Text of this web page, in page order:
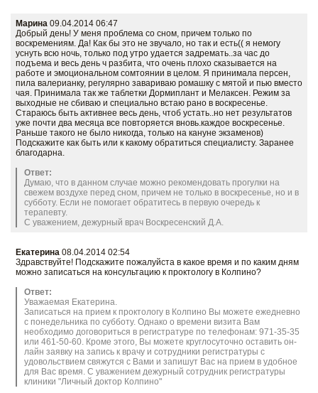
Марина 09.04.2014 06:47
Добрый день! У меня проблема со сном, причем только по
воскремениям. Да! Как бы это не звучало, но так и есть(( я немогу
уснуть всю ночь, только под утро удается задремать..за час до
подъема и весь день ч разбита, что очень плохо сказывается на
работе и эмоциональном сомтоянии в целом. Я принимала персен,
пила валерианку, регулярно завариваю ромашку с мятой и пью вместо
чая. Принимала так же таблетки Дормиплант и Мелаксен. Режим за
выходные не сбиваю и специально встаю рано в воскресенье.
Стараюсь быть активнее весь день, чтоб устать..но нет результатов
уже почти два месяца все повторяется вновь.каждое воскресенье.
Раньше такого не было никогда, только на кануне экзаменов)
Подскажите как быть или к какому обратиться специалисту. Заранее
благодарна.
Ответ:
Думаю, что в данном случае можно рекомендовать прогулки на
свежем воздухе перед сном, причем не только в воскресенье, но и в
субботу. Если не помогает обратитесь в первую очередь к
терапевту.
С уважением, дежурный врач Воскресенский Д.А.
Екатерина 08.04.2014 02:54
Здравствуйте! Подскажите пожалуйста в какое время и по каким дням
можно записаться на консультацию к проктологу в Колпино?
Ответ:
Уважаемая Екатерина.
Записаться на прием к проктологу в Колпино Вы можете ежедневно
с понедельника по субботу. Однако о времени визита Вам
необходимо договориться в регистратуре по телефонам: 971-35-35
или 461-50-60. Кроме этого, Вы можете круглосуточно оставить он-
лайн заявку на запись к врачу и сотрудники регистратуры с
удовольствием свяжутся с Вами и запишут Вас на прием в удобное
для Вас время. С уважением дежурный сотрудник регистратуры
клиники "Личный доктор Колпино"